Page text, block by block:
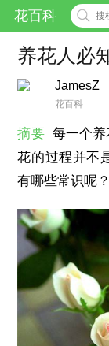
花百科
养花人必
JamesZ
花百科
摘要 每一个
花的过程并不
有哪些常识呢？